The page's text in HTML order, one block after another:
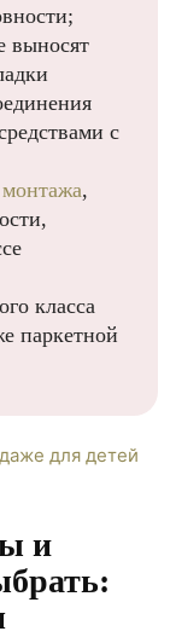
выносят
с
монтажа,
класса
паркетной
и